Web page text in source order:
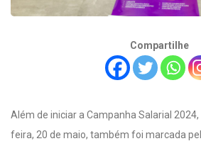
Compartilhe
Além de iniciar a Campanha Salarial
feira, 20 de maio, também foi marcada